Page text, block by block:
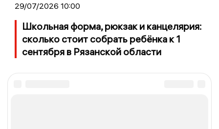
29/07/2026 10:00
Школьная форма, рюкзак и канцелярия:
сколько стоит собрать ребёнка к 1
сентября в Рязанской области